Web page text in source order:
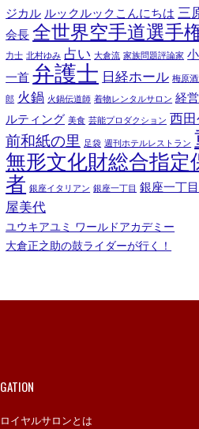
ジカル ルックルックこんにちは 三
会長 全世界空手道選手
力士 北村ゆみ 占い 大倉流 家族問題評論家
一首 弁護士 日経ホール 梅原酒
郎 火鍋 火鍋伝道師 着物レンタルサロン 経
ルティング 美食 芸能プロダクション 西
前和紙の里 足袋 週刊ホテルレストラン
無形文化財総合指定
者 銀座イタリアン 銀座一丁目 銀座一丁
屋美代
ユウキアユミ ワールドアカデミー
大倉正之助の鼓ライダーが行く！
イヤルサロンとは